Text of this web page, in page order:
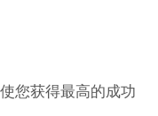
您获得最高的成功